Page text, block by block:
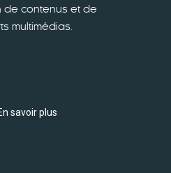
de contenus et de
multimédias.
savoir plus